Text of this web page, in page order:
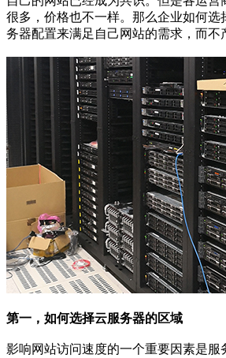
很多，价格也不一样。那么企业如何选
务器配置来满足自己网站的需求，而不
第一，如何选择云服务器的区域
影响网站访问速度的一个重要因素是服